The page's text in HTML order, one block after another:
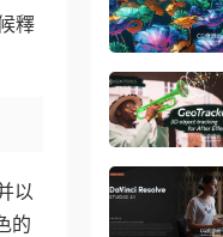
釋
以
的